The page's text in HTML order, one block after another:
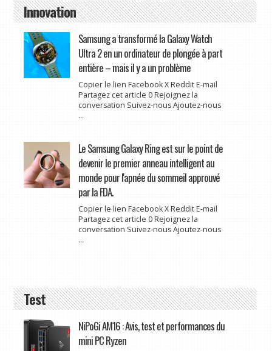
Innovation
Samsung a transformé la Galaxy Watch
Ultra 2 en un ordinateur de plongée à part
entière – mais il y a un problème
Copier le lien Facebook X Reddit E-mail
Partagez cet article 0 Rejoignez la
conversation Suivez-nous Ajoutez-nous
...
Le Samsung Galaxy Ring est sur le point de
devenir le premier anneau intelligent au
monde pour l'apnée du sommeil approuvé
par la FDA.
Copier le lien Facebook X Reddit E-mail
Partagez cet article 0 Rejoignez la
conversation Suivez-nous Ajoutez-nous
...
Test
NiPoGi AM16 : Avis, test et performances du
mini PC Ryzen